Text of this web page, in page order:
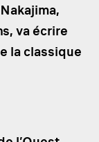
va écrire
la classique